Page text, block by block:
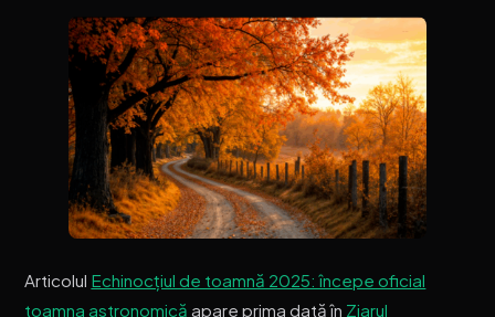
Articolul Echinocțiul de toamnă 2025: începe oficial
toamna astronomică apare prima dată în Ziarul